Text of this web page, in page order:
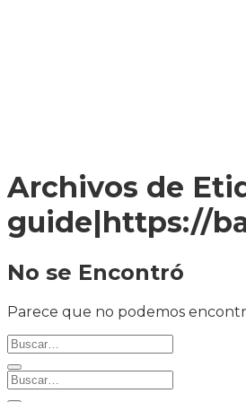
Archivos de
guide|https://
No se Encontró
Parece que no podemos